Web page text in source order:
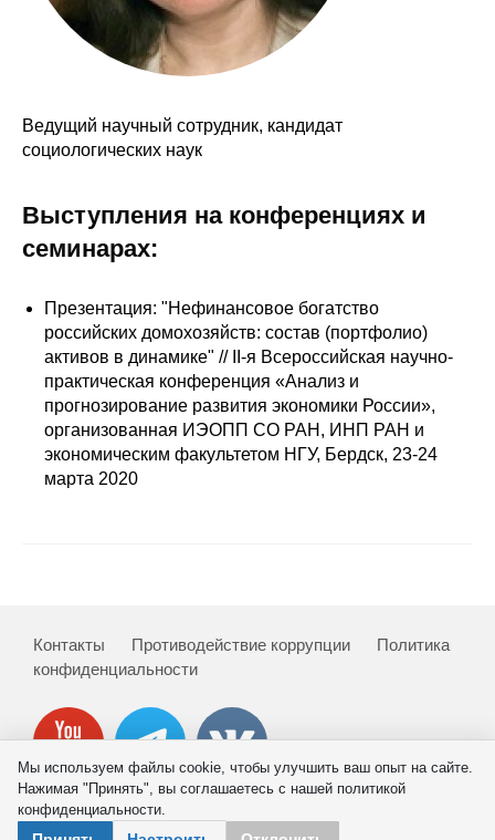
Материалы для СМИ
Публикации
Научная жизнь
Проблемы прогнозирования
Номера журналов
Редакционная этика
Информация для авторов
Редакционная этика
Информация для авторов
Ведущий научный сотрудник, кандидат
социологических наук
Выступления на конференциях и
семинарах:
Презентация: "Нефинансовое богатство
российских домохозяйств: состав (портфолио)
активов в динамике" // II-я Всероссийская научно-
практическая конференция «Анализ и
прогнозирование развития экономики России»,
организованная ИЭОПП СО РАН, ИНП РАН и
экономическим факультетом НГУ, Бердск, 23-24
марта 2020
Контакты Противодействие коррупции
Политика
конфиденциальности
© 2026 ИНП РАН
Мы используем файлы cookie, чтобы улучшить ваш опыт на сайте.
Нажимая "Принять", вы соглашаетесь с нашей политикой
конфиденциальности.